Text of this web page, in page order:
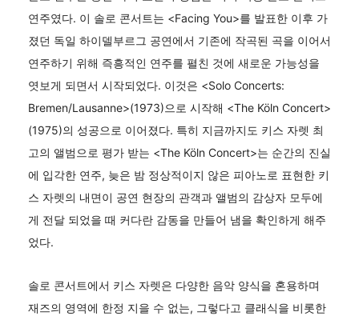
연주였다. 이 솔로 콘서트는 <Facing You>를 발표한 이후 가
졌던 독일 하이델부르그 공연에서 기존에 작곡된 곡을 이어서
연주하기 위해 즉흥적인 연주를 펼친 것에 새로운 가능성을
엿보게 되면서 시작되었다. 이것은 <Solo Concerts:
Bremen/Lausanne>(1973)으로 시작해 <The Köln Concert>
(1975)의 성공으로 이어졌다. 특히 지금까지도 키스 자렛 최
고의 앨범으로 평가 받는 <The Köln Concert>는 순간의 진실
에 입각한 연주, 늦은 밤 정상적이지 않은 피아노로 표현한 키
스 자렛의 내면이 공연 현장의 관객과 앨범의 감상자 모두에
게 전달 되었을 때 커다란 감동을 만들어 냄을 확인하게 해주
었다.
솔로 콘서트에서 키스 자렛은 다양한 음악 양식을 혼용하며
재즈의 영역에 한정 지을 수 없는, 그렇다고 클래식을 비롯한